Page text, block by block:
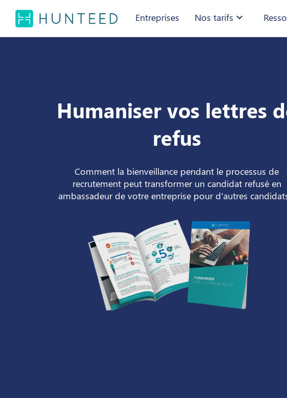
Entreprises Nos tarifs expand_more
Humaniser vos lettres
refus
Comment la bienveillance pendant le processus de
recrutement peut transformer un candidat refusé en
ambassadeur de votre entreprise pour d'autres